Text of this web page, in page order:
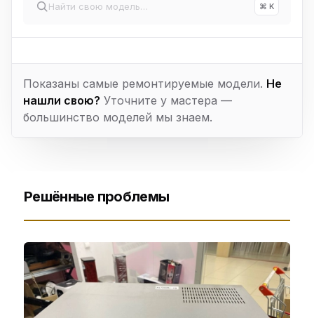
⌘ K
Показаны самые ремонтируемые модели. Не
нашли свою? Уточните у мастера —
большинство моделей мы знаем.
Решённые проблемы